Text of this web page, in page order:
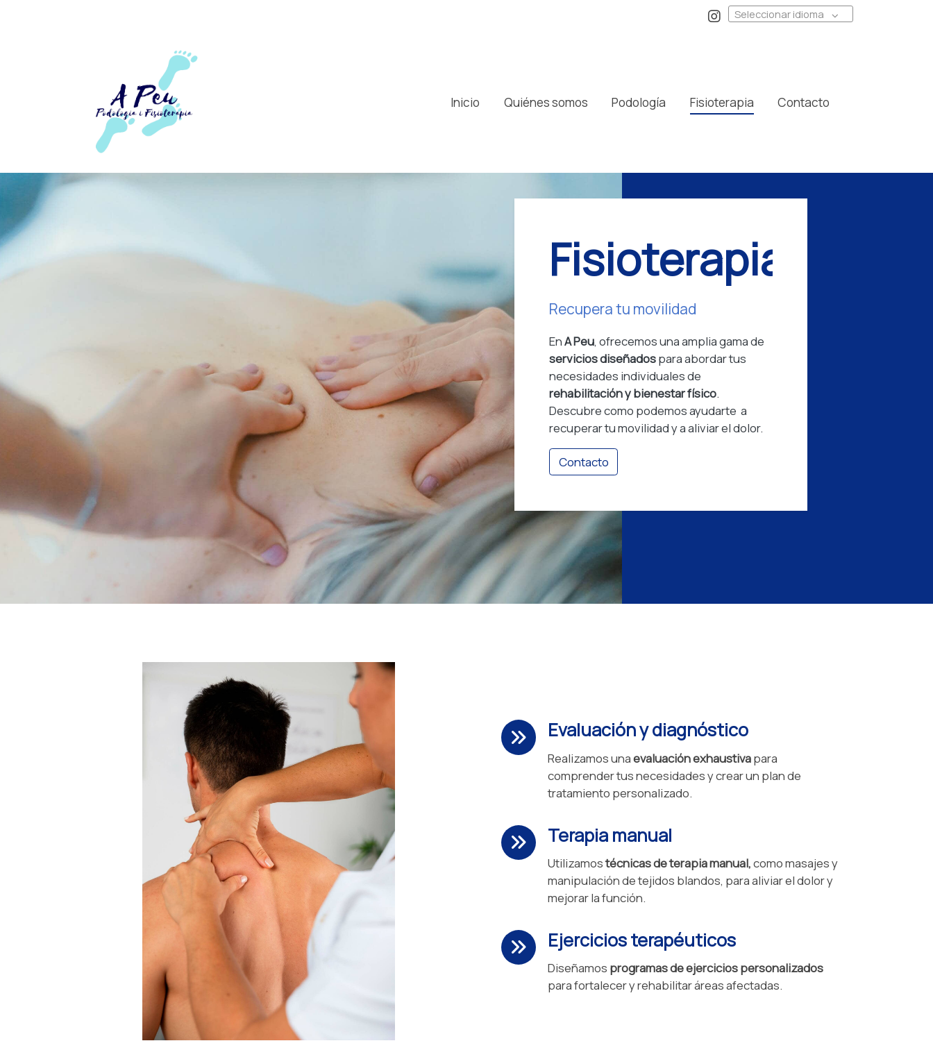
Seleccionar idioma
Inicio Quiénes somos Podología Fisioterapia Contacto
Fisioterapia
Recupera tu movilidad
EnA Peu, ofrecemos una amplia gama de
servicios diseñadospara abordar tus
necesidades individuales de
rehabilitación y bienestar físico.
Descubre como podemos ayudarte a
recuperar tu movilidad y a aliviar el dolor.
Contacto
Evaluación y diagnóstico
Realizamos unaevaluación exhaustivapara
comprender tus necesidades y crear un plan de
tratamiento personalizado.
Terapia manual
Utilizamostécnicas de terapia manual,como masajes y
manipulación de tejidos blandos, para aliviar el dolor y
mejorar la función.
Ejercicios terapéuticos
Diseñamos programas de ejercicios personalizados
para fortalecer y rehabilitar áreas afectadas.